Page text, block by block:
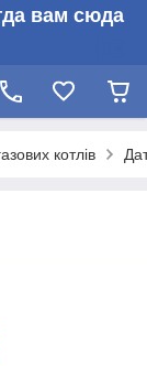
вам сюда
котлів